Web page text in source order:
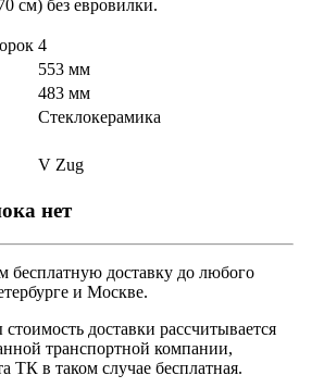
см) без евровилки.
4
553 мм
483 мм
Стеклокерамика
V Zug
нет
бесплатную доставку до любого
и Москве.
доставки рассчитывается
транспортной компании,
ТК в таком случае бесплатная.